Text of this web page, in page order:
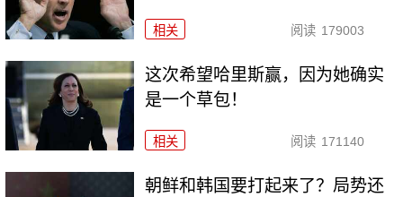
相关 阅读 179003
这次希望哈里斯赢，因为她确实
是一个草包！
相关 阅读 171140
朝鲜和韩国要打起来了？局势还